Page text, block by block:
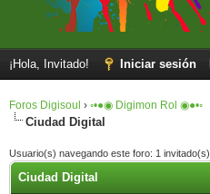
¡Hola, Invitado! Iniciar sesión
Foros Digisoul › ◦•●◉ Digimon Rol ◉●•◦
Ciudad Digital
Usuario(s) navegando este foro: 1 invitado(s)
Ciudad Digital